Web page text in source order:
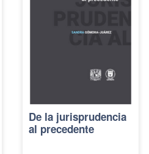
De la jurisprudencia
al precedente